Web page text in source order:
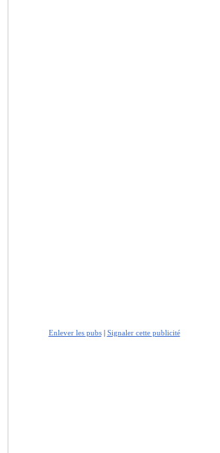
Enlever les pubs| Signaler cette publicité